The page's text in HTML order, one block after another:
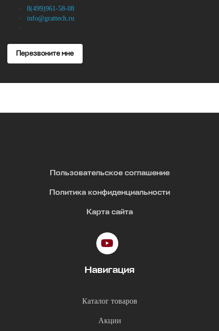
8(499)961-58-08
info@grattech.ru
Перезвоните мне
Пользовательское соглашение
Политика конфиденциальности
Карта сайта
Навигация
Каталог товаров
Акции